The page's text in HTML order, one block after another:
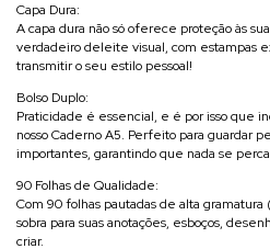
Capa Dura:
A capa dura não só oferece proteção às
verdadeiro deleite visual, com estampas
transmitir o seu estilo pessoal!
Bolso Duplo:
Praticidade é essencial, e é por isso que
nossoCaderno A5. Perfeito para guardar
importantes, garantindo que nada se
90 Folhas de Qualidade:
Com 90 folhas pautadas de alta
sobra para suas anotações, esboços,
criar.